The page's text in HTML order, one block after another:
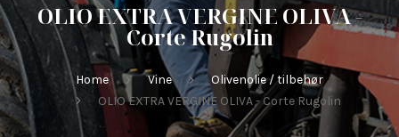
OLIO EXTRA VERGINE OLIVA -
Corte Rugolin
Home Vine
Olivenolie / tilbehør
OLIO EXTRA VERGINE OLIVA - Corte Rugolin